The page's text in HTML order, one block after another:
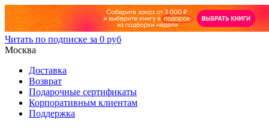
Читать по подписке за 0 руб
Москва
Доставка
Возврат
Подарочные сертификаты
Корпоративным клиентам
Поддержка